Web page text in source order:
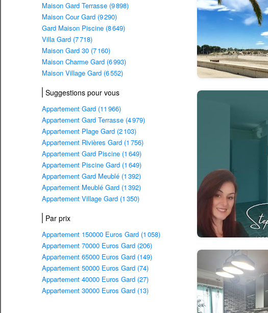
Maison Gard Terrasse (9 898)
Maison Cour Gard (9 290)
Gard Maison Piscine (8 649)
Villa Gard (7 718)
Maison Gard 30 (7 160)
Maison Charme Gard (6 993)
Maison Village Gard (6 552)
Suggestions pour vous
Appartement Gard (11 966)
Appartement Gard Terrasse (4 979)
Appartement Plage Gard (2 103)
Appartement Rivières Gard (1 756)
Appartement Gard Piscine (1 649)
Appartement Piscine Gard (1 649)
Appartement Gard Meublé (1 392)
Appartement Meublé Gard (1 392)
Appartement Village Gard (1 350)
Par prix
Appartement 150000 Euros Gard (1 058)
Appartement 70000 Euros Gard (206)
Appartement 65000 Euros Gard (149)
Appartement 50000 Euros Gard (74)
Appartement 40000 Euros Gard (27)
Appartement 30000 Euros Gard (13)